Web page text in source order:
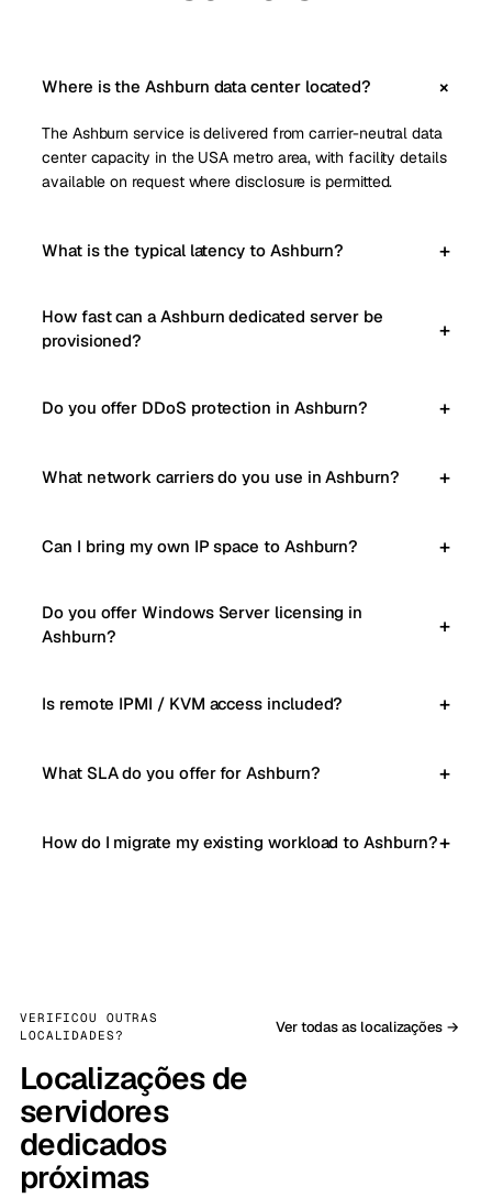
Where is the Ashburn data center located?
The Ashburn service is delivered from carrier-neutral data
center capacity in the USA metro area, with facility details
available on request where disclosure is permitted.
What is the typical latency to Ashburn?
How fast can a Ashburn dedicated server be
provisioned?
Do you offer DDoS protection in Ashburn?
What network carriers do you use in Ashburn?
Can I bring my own IP space to Ashburn?
Do you offer Windows Server licensing in
Ashburn?
Is remote IPMI / KVM access included?
What SLA do you offer for Ashburn?
How do I migrate my existing workload to Ashburn?
VERIFICOU OUTRAS
LOCALIDADES?
Localizações de
servidores
dedicados
próximas
Ver todas as localizações →